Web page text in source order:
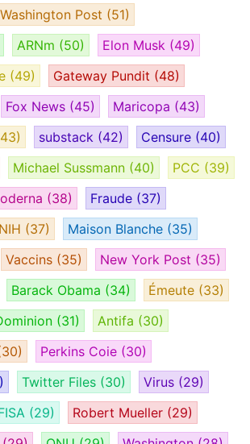
Washington Post (51)
ARNm (50) Elon Musk (49)
(49) Gateway Pundit (48)
Fox News (45) Maricopa (43)
substack (42) Censure (40)
Michael Sussmann (40) PCC (39)
(38) Fraude (37)
NIH (37) Maison Blanche (35)
Vaccins (35) New York Post (35)
Barack Obama (34) Émeute (33)
(31) Antifa (30)
Perkins Coie (30)
Twitter Files (30) Virus (29)
(29) Robert Mueller (29)